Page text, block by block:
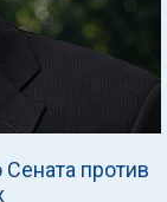
против